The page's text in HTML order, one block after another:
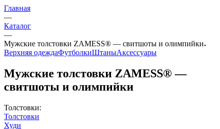
Главная
—
Каталог
—
Мужские толстовки ZAMESS® — свитшоты и олимпийки
Верхняя одеждаФутболкиШтаныАксессуары
Мужские толстовки ZAMESS® —
свитшоты и олимпийки
Толстовки:
Толстовки
Худи